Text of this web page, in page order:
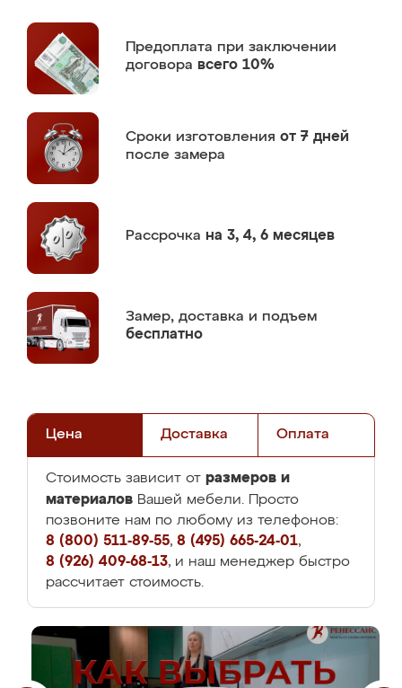
Предоплата при заключении
договора всего 10%
Сроки изготовления от 7 дней
после замера
Рассрочка на 3, 4, 6 месяцев
Замер, доставка и подъем
бесплатно
Цена Доставка Оплата
Стоимость зависит от размеров и
материалов Вашей мебели. Просто
позвоните нам по любому из телефонов:
8 (800) 511-89-55, 8 (495) 665-24-01,
8 (926) 409-68-13, и наш менеджер быстро
рассчитает стоимость.